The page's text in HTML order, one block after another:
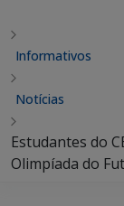
Informativos
Notícias
Estudantes do
Olimpíada do